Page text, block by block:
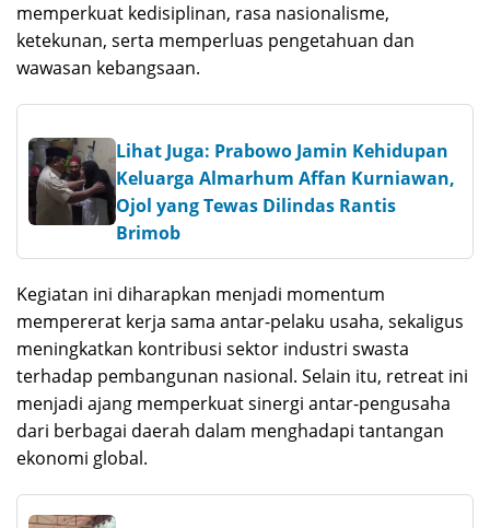
memperkuat kedisiplinan, rasa nasionalisme,
ketekunan, serta memperluas pengetahuan dan
wawasan kebangsaan.
Lihat Juga: Prabowo Jamin Kehidupan
Keluarga Almarhum Affan Kurniawan,
Ojol yang Tewas Dilindas Rantis
Brimob
Kegiatan ini diharapkan menjadi momentum
mempererat kerja sama antar-pelaku usaha, sekaligus
meningkatkan kontribusi sektor industri swasta
terhadap pembangunan nasional. Selain itu, retreat ini
menjadi ajang memperkuat sinergi antar-pengusaha
dari berbagai daerah dalam menghadapi tantangan
ekonomi global.